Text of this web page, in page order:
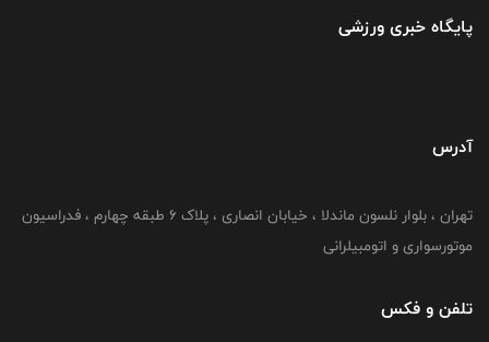
پایگاه خبری ورزشی
آدرس
تهران ، بلوار نلسون ماندلا ، خیابان انصاری ، پلاک ۶ طبقه چهارم ، فدراسیون
موتورسواری و اتومبیلرانی
تلفن و فکس